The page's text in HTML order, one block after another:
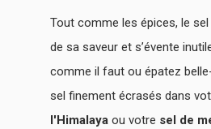
Tout comme les épices, le
de sa saveur et s’évente
comme il faut ou épatez
sel finement écrasés dans
l'Himalaya ou votre sel de